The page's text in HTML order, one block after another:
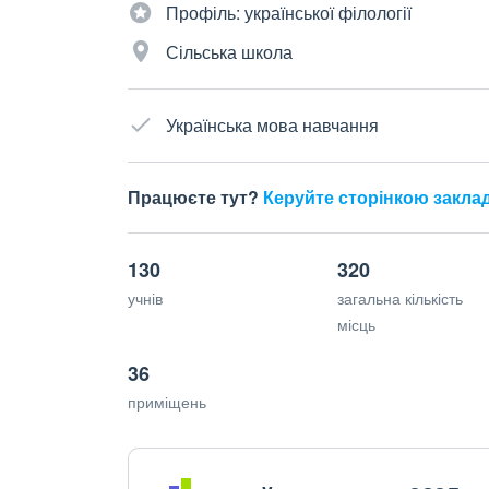
Профіль: української філології
Сільська школа
Українська мова навчання
Працюєте тут? Керуйте сторінкою
130
учнів
320
загальна кількість
місць
36
приміщень